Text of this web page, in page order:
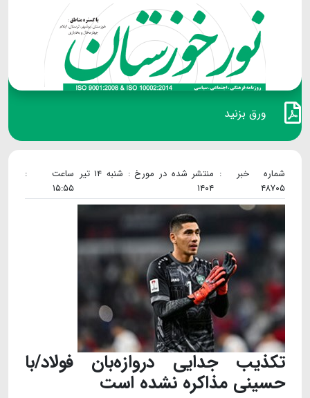
ورق بزنید
شماره خبر :
۴۸۷۰۵
منتشر شده در مورخ : شنبه ۱۴ تیر
۱۴۰۴
ساعت :
۱۵:۵۵
تکذیب جدایی دروازه‌بان فولاد/با
حسینی مذاکره نشده است